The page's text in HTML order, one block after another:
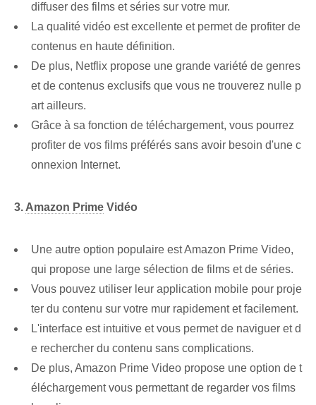
diffuser des films et séries sur votre mur.
La qualité vidéo est excellente et permet de profiter de
contenus en haute définition.
De plus, Netflix propose une grande variété de genres
et de contenus exclusifs que vous ne trouverez nulle p
art ailleurs.
Grâce à sa fonction de téléchargement, vous pourrez
profiter de vos films préférés sans avoir besoin d'une c
onnexion Internet.
3. Amazon Prime Vidéo
Une autre option populaire est ‌Amazon Prime Video,
qui propose une ⁢large sélection‍ de films et de séries.
Vous pouvez utiliser leur application mobile pour proje
ter du contenu sur votre mur rapidement et facilement.
L'interface est intuitive et vous permet de naviguer et d
e rechercher du contenu sans complications.
De plus, Amazon Prime Video propose une option de ⁤t
éléchargement⁣ vous permettant de regarder⁢ vos films